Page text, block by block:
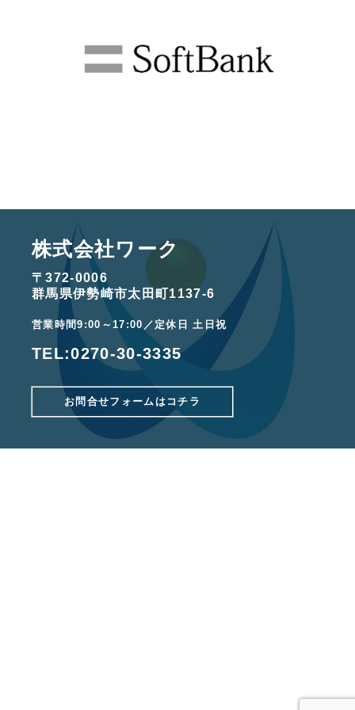
株式会社ワーク
〒372-0006
群馬県伊勢崎市太田町1137-6
営業時間9:00～17:00／定休日 土日祝
TEL:0270-30-3335
お問合せフォームはコチラ